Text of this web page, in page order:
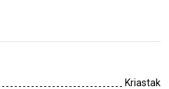
Kriastak